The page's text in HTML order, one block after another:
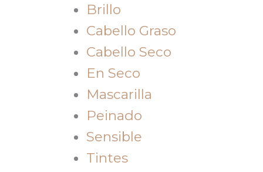
Brillo
Cabello Graso
Cabello Seco
En Seco
Mascarilla
Peinado
Sensible
Tintes